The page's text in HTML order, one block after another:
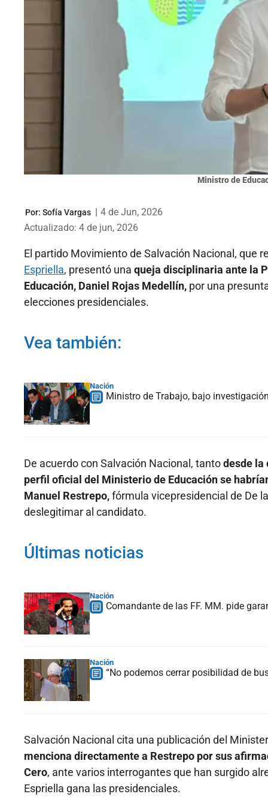
Ministro de
Por: Sofía Vargas | 4 de Jun, 2026
Actualizado: 4 de jun, 2026
El partido Movimiento de Salvación Nacional, que
Espriella, presentó una queja disciplinaria ante la
Educación, Daniel Rojas Medellín, por una
elecciones presidenciales.
Vea también:
Nación
Ministro de Trabajo, bajo
De acuerdo con Salvación Nacional, tantodesde la
perfil oficial del Ministerio de Educación se
Manuel Restrepo,fórmula vicepresidencial de De
deslegitimar al candidato.
Últimas noticias
Nación
Comandante de las FF. MM. pide
Nación
“No podemos cerrar posibilidad de
Salvación Nacional cita una publicación del
menciona directamente a Restrepo por sus
Cero, ante varios interrogantes que han surgido
Espriella gana las presidenciales.